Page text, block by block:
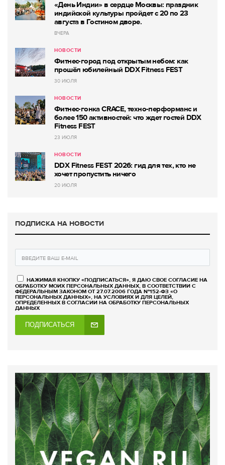
«День Индии» в сердце Москвы: праздник
индийской культуры пройдет с 20 по 23
августа в Гостином дворе.
ВЧЕРА
НОВОСТИ
Фитнес-город под открытым небом: как
прошёл юбилейный DDX Fitness FEST
30 ИЮЛЯ
НОВОСТИ
Фитнес-гонка CRACE, техно-перформанс и
более 150 активностей: что ждет гостей DDX
Fitness FEST
23 ИЮЛЯ
НОВОСТИ
DDX Fitness FEST 2026: гид для тех, кто не
хочет пропустить ничего
20 ИЮЛЯ
ПОДПИСКА НА НОВОСТИ
НАЖИМАЯ КНОПКУ «ПОДПИСАТЬСЯ», Я ДАЮ СВОЕ СОГЛАСИЕ НА
ОБРАБОТКУ МОИХ ПЕРСОНАЛЬНЫХ ДАННЫХ, В СООТВЕТСТВИИ С
ФЕДЕРАЛЬНЫМ ЗАКОНОМ ОТ 27.07.2006 ГОДА №152-ФЗ «О
ПЕРСОНАЛЬНЫХ ДАННЫХ», НА УСЛОВИЯХ И ДЛЯ ЦЕЛЕЙ,
ОПРЕДЕЛЕННЫХ В СОГЛАСИИ НА ОБРАБОТКУ ПЕРСОНАЛЬНЫХ
ДАННЫХ
ПОДПИСАТЬСЯ